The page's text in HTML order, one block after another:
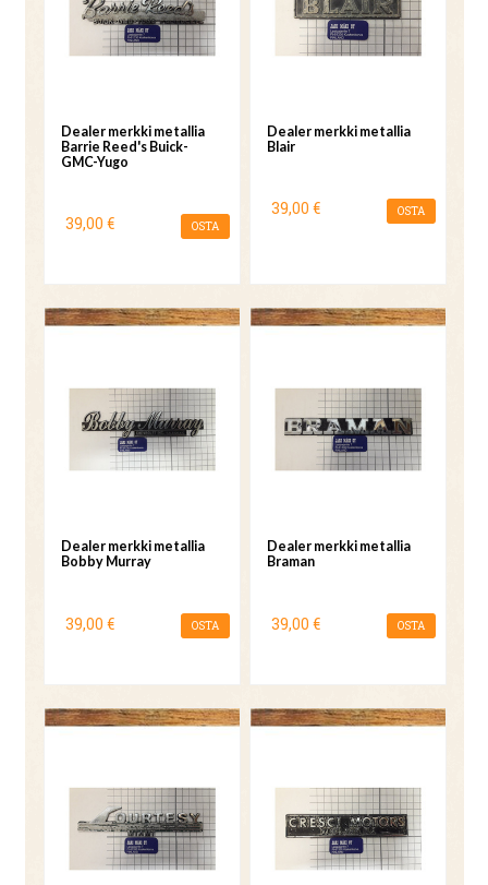
Dealer merkki metallia
Barrie Reed's Buick-
GMC-Yugo
39,00 € OSTA
Dealer merkki metallia
Blair
39,00 € OSTA
Dealer merkki metallia
Bobby Murray
39,00 € OSTA
Dealer merkki metallia
Braman
39,00 € OSTA